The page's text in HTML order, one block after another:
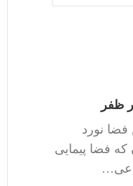
ظفر
فضا نورد
فضا پیمایی